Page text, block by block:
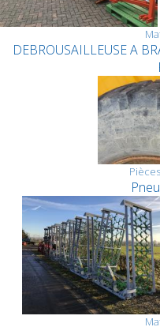
DEBROUSAILLEUSE A